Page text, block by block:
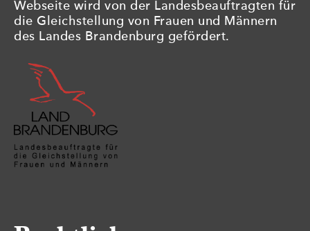
Webseite wird von der Landesbeauftragten für
die Gleichstellung von Frauen und Männern
des Landes Brandenburg gefördert.